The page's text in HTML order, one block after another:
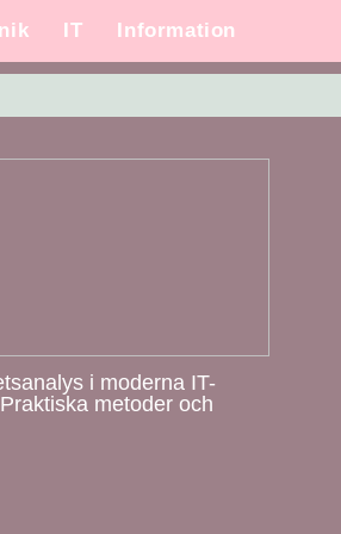
IT Information
i moderna IT-
metoder och